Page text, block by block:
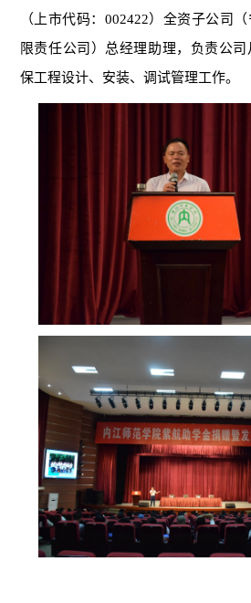
（上市代码：002422）全资子公司
限责任公司）总经理助理，负责公
保工程设计、安装、调试管理工作。